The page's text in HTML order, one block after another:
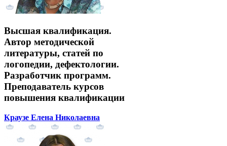
Высшая квалификация.
Автор методической
литературы, статей по
логопедии, дефектологии.
Разработчик программ.
Преподаватель курсов
повышения квалификации
Краузе Елена Николаевна